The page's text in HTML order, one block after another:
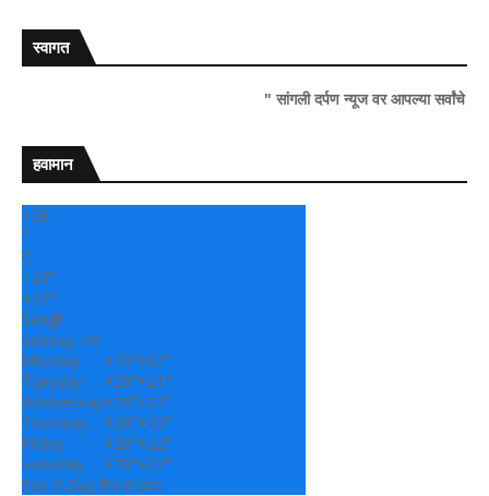
स्वागत
" सांगली दर्पण न्यूज वर आपल्या सर्वांचे सहर्ष स्वागत..!"
हवामान
+28
°
C
+29°
+22°
Sangli
Sunday, 09
Monday
+29°+22°
Tuesday
+29°+21°
Wednesday+29°+21°
Thursday
+28°+22°
Friday
+28°+22°
Saturday
+28°+22°
See 7-Day Forecast